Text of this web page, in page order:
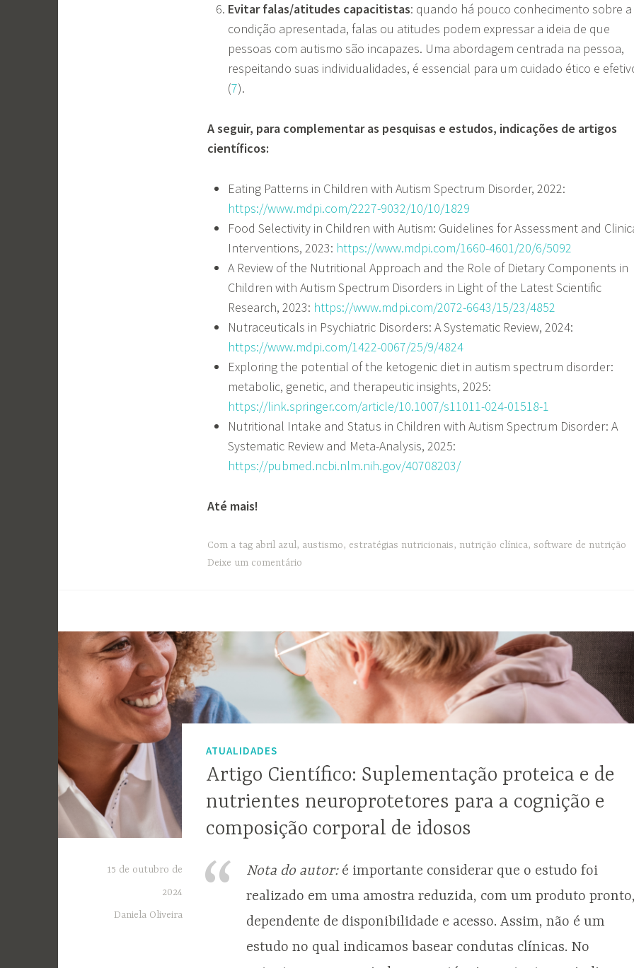
Evitar falas/atitudes capacitistas: quando há pouco conhecimento sobre a
condição apresentada, falas ou atitudes podem expressar a ideia de que
pessoas com autismo são incapazes. Uma abordagem centrada na pessoa,
respeitando suas individualidades, é essencial para um cuidado ético e
(7).
A seguir, para complementar as pesquisas e estudos, indicações de artigos
científicos:
Eating Patterns in Children with Autism Spectrum Disorder, 2022:
https://www.mdpi.com/2227-9032/10/10/1829
Food Selectivity in Children with Autism: Guidelines for Assessment and
Interventions, 2023: https://www.mdpi.com/1660-4601/20/6/5092
A Review of the Nutritional Approach and the Role of Dietary Components in
Children with Autism Spectrum Disorders in Light of the Latest Scientific
Research, 2023: https://www.mdpi.com/2072-6643/15/23/4852
Nutraceuticals in Psychiatric Disorders: A Systematic Review, 2024:
https://www.mdpi.com/1422-0067/25/9/4824
Exploring the potential of the ketogenic diet in autism spectrum disorder:
metabolic, genetic, and therapeutic insights, 2025:
https://link.springer.com/article/10.1007/s11011-024-01518-1
Nutritional Intake and Status in Children with Autism Spectrum Disorder: A
Systematic Review and Meta-Analysis, 2025:
https://pubmed.ncbi.nlm.nih.gov/40708203/
Até mais!
Com a tag abril azul, austismo, estratégias nutricionais, nutrição clínica, software de nutrição
Deixe um comentário
ATUALIDADES
Artigo Científico: Suplementação proteica e de
nutrientes neuroprotetores para a cognição e
composição corporal de idosos
15 de outubro de
2024
Daniela Oliveira
Nota do autor:é importante considerar que o estudo foi
realizado em uma amostra reduzida, com um produto
dependente de disponibilidade e acesso. Assim, não é um
estudo no qual indicamos basear condutas clínicas. No